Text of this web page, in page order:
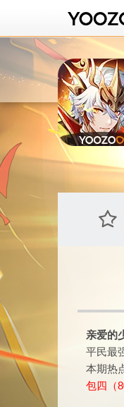
亲爱的
平民最
本期热
包四（